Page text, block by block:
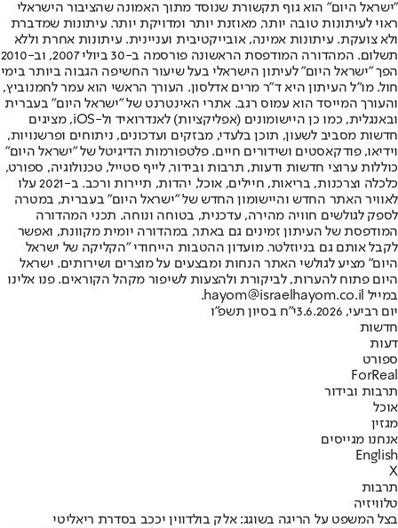
"ישראל היום" הוא גוף תקשורת שנוסד מתוך האמונה שהציבור הישראלי
ראוי לעיתונות טובה יותר, מאוזנת יותר ומדויקת יותר. עיתונות שמדברת
ולא צועקת. עיתונות אמינה, אובייקטיבית ועניינית. עיתונות אחרת וללא
תשלום. המהדורה המודפסת הראשונה פורסמה ב-30 ביולי 2007, וב-2010
הפך "ישראל היום" לעיתון הישראלי בעל שיעור החשיפה הגבוה ביותר בימי
חול. מו"ל העיתון היא ד"ר מרים אדלסון. העורך הראשי הוא עמר לחמנוביץ,
והעורך המייסד הוא עמוס רגב. אתרי האינטרנט של "ישראל היום" בעברית
ובאנגלית, כמו כן היישומונים (אפליקציות) לאנדרואיד ול-iOS, מציגים
חדשות מסביב לשעון, תוכן בלעדי, מבזקים ועדכונים, ניתוחים ופרשנויות,
וידיאו, פודקאסטים ושידורים חיים. פלטפורמות הדיגיטל של "ישראל היום"
כוללות ערוצי חדשות ודעות, תרבות ובידור, לייף סטייל, טכנולוגיה, ספורט,
כלכלה וצרכנות, בריאות, חיילים, אוכל, יהדות, תיירות ורכב. ב-2021 עלו
לאוויר האתר החדש והיישומון החדש של "ישראל היום" בעברית, במטרה
לספק לגולשים חוויה מהירה, עדכנית, בטוחה ונוחה. תכני המהדורה
המודפסת של העיתון זמינים גם באתר, במהדורה יומית מקוונת, ואפשר
לקבל אותם גם בניוזלטר. מועדון ההטבות הייחודי "הקליקה של ישראל
היום" מציע לגולשי האתר הנחות ומבצעים על מוצרים ושירותים. ישראל
היום פתוח להערות, לביקורת ולהצעות לשיפור מקהל הקוראים. פנו אלינו
במייל hayom@israelhayom.co.il.
יום רביעי, 3.6.2026
י"ח בסיון תשפ"ו
חדשות
דעות
ספורט
ForReal
תרבות ובידור
אוכל
מגזין
אנחנו מגייסים
English
X
תרבות
טלוויזיה
בצל המשפט על הריגה בשוגג: אלק בולדווין יככב בסדרת ריאליטי